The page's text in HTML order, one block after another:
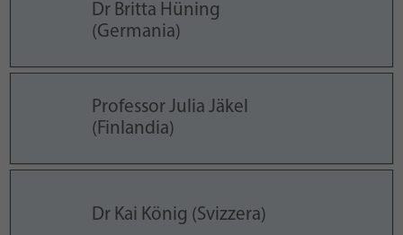
Dr Britta Hüning
(Germania)
Professor Julia Jäkel
(Finlandia)
Dr Kai König (Svizzera)